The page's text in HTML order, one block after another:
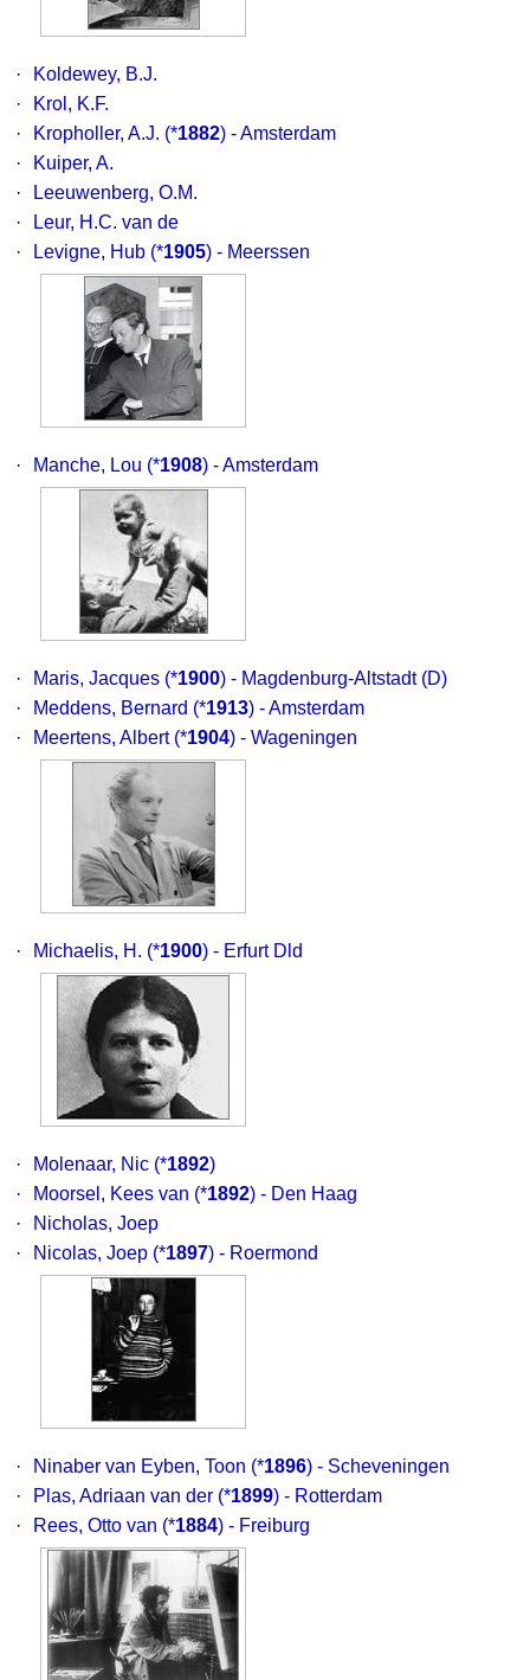
·
Koldewey, B.J.
·
Krol, K.F.
·
Kropholler, A.J. (*1882) - Amsterdam
·
Kuiper, A.
·
Leeuwenberg, O.M.
·
Leur, H.C. van de
·
Levigne, Hub (*1905) - Meerssen
· Manche, Lou (*1908) - Amsterdam
· Maris, Jacques (*1900) - Magdenburg-Altstadt (D)
·
Meddens, Bernard (*1913) - Amsterdam
·
Meertens, Albert (*1904) - Wageningen
· Michaelis, H. (*1900) - Erfurt Dld
· Molenaar, Nic (*1892)
·
Moorsel, Kees van (*1892) - Den Haag
·
Nicholas, Joep
·
Nicolas, Joep (*1897) - Roermond
· Ninaber van Eyben, Toon (*1896) - Scheveningen
·
Plas, Adriaan van der (*1899) - Rotterdam
·
Rees, Otto van (*1884) - Freiburg